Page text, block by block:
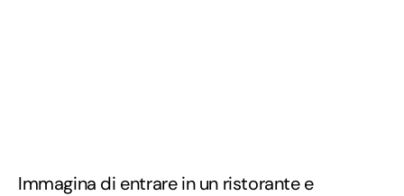
Immagina di entrare in un ristorante e